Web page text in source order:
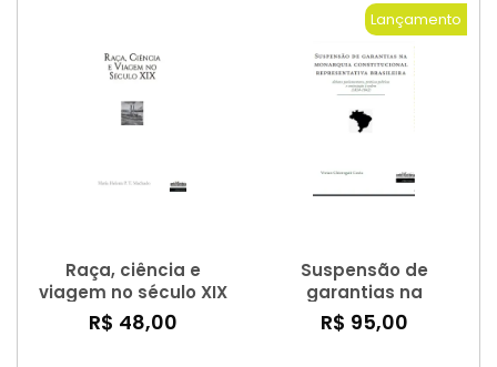
Raça, ciência e
viagem no século XIX
R$ 48,00
Lançamento
Suspensão de
garantias na
monarquia
constitucional
R$ 95,00